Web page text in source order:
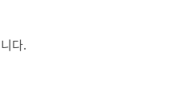
다.